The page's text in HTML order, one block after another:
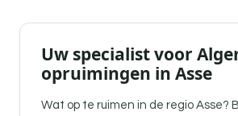
Uw specialist voor
opruimingen in Asse
Wat op te ruimen in de regio Asse?